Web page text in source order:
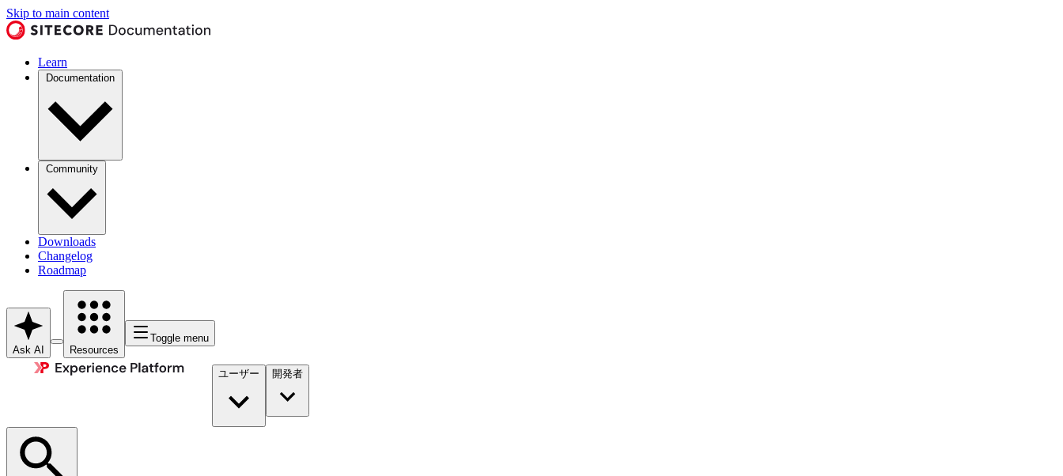
Skip to main content
Learn
Documentation
Community
Downloads
Changelog
Roadmap
Ask AI Resources
Toggle menu
ユーザー 開発者​